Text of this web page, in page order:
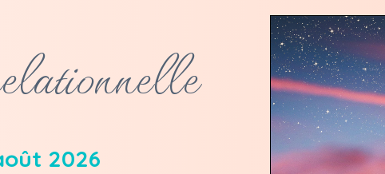
2026